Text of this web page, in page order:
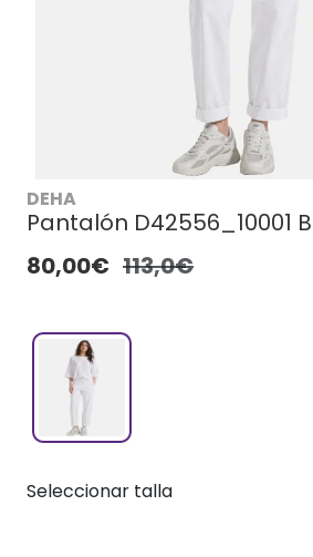
DEHA
Pantalón D42556_10001
80,00€ 113,0€
Seleccionar talla